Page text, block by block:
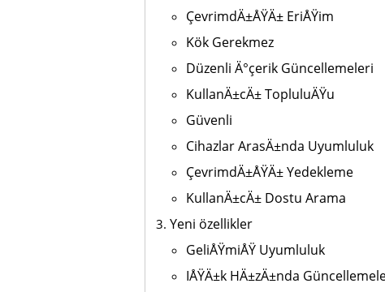
ÇevrimdÄ±ÅŸÄ± EriÅŸim
Kök Gerekmez
Düzenli Ä°çerik Güncellemeleri
KullanÄ±cÄ± TopluluÄŸu
Güvenli
Cihazlar ArasÄ±nda Uyumluluk
ÇevrimdÄ±ÅŸÄ± Yedekleme
KullanÄ±cÄ± Dostu Arama
Yeni özellikler
GeliÅŸmiÅŸ Uyumluluk
IÅŸÄ±k HÄ±zÄ±nda